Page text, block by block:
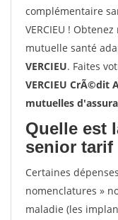
complémentaire
VERCIEU !
mutuelle santé
VERCIEU. Faites
VERCIEU CrÃ©dit
mutuelles
Quelle est
senior tarif
Certaines
nomenclatures »
maladie (les